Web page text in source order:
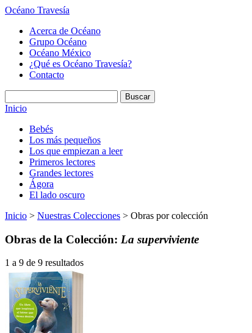
Océano Travesía
Acerca de Océano
Grupo Océano
Océano México
¿Qué es Océano Travesía?
Contacto
Inicio
Bebés
Los más pequeños
Los que empiezan a leer
Primeros lectores
Grandes lectores
Ágora
El lado oscuro
Inicio > Nuestras Colecciones > Obras por colección
Obras de la Colección: La superviviente
1 a 9 de 9 resultados